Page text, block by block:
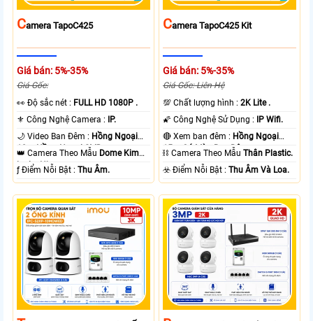
CAmera TapoC425
Giá bán: 5%-35%
Giá Gốc:
️👀 Độ sắc nét : FULL HD 1080P .
⚜️ Công Nghệ Camera :
IP.
🌙 Video Ban Đêm : Hồng Ngoại
10m Hồng Ngoại SMD.
👑 Camera Theo Mẫu Dome Kim
loại + Nhựa.
️ƒ Điểm Nỗi Bật :Thu Âm.
CAmera TapoC425 Kit
Giá bán: 5%-35%
Giá Gốc: Liên Hệ
💯 Chất lượng hình :2K Lite .
🌠 Công Nghệ Sử Dụng :
IP Wifi.
🔴 Xem ban đêm : Hồng Ngoại
15m Có Màu Ban Ðêm.
⛓ Camera Theo MẫuThân Plastic.
️☣️ Điểm Nỗi Bật :Thu Âm Và Loa.